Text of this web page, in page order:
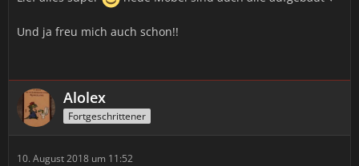
Und ja freu mich auch schon!!
Alolex
Fortgeschrittener
10. August 2018 um 11:52